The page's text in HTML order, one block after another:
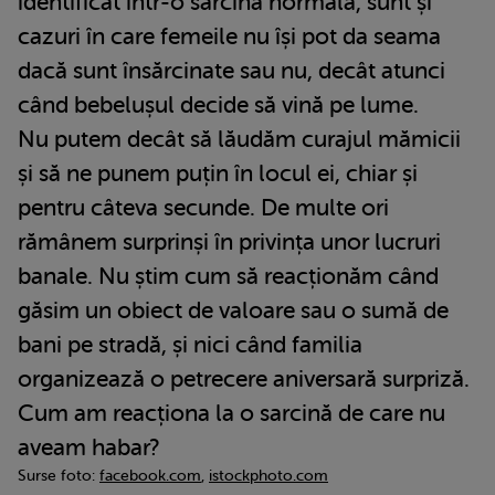
cazuri în care femeile nu își pot da seama
dacă sunt însărcinate sau nu, decât atunci
când bebelușul decide să vină pe lume.
Nu putem decât să lăudăm curajul mămicii
și să ne punem puțin în locul ei, chiar și
pentru câteva secunde. De multe ori
rămânem surprinși în privința unor lucruri
banale. Nu știm cum să reacționăm când
găsim un obiect de valoare sau o sumă de
bani pe stradă, și nici când familia
organizează o petrecere aniversară surpriză.
Cum am reacționa la o sarcină de care nu
aveam habar?
Surse foto: facebook.com, istockphoto.com